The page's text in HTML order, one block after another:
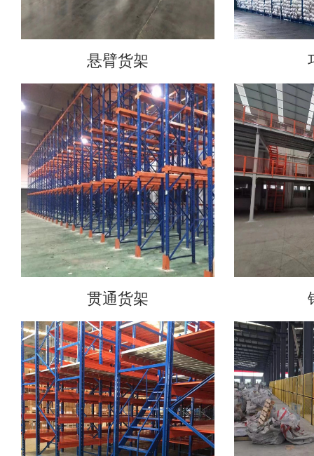
悬臂货架
贯通货架